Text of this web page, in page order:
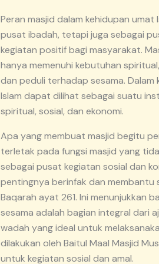
Peran masjid dalam kehidupan
pusat ibadah, tetapi juga sebagai
kegiatan positif bagi masyarakat.
hanya memenuhi kebutuhan
dan peduli terhadap sesama.
Islam dapat dilihat sebagai suatu
spiritual, sosial, dan ekonomi.
Apa yang membuat masjid begitu
terletak pada fungsi masjid yang
sebagai pusat kegiatan sosial dan
pentingnya berinfak dan
Baqarah ayat 261. Ini menunjukkan
sesama adalah bagian integral dari
wadah yang ideal untuk
dilakukan oleh Baitul Maal Masjid
untuk kegiatan sosial dan amal.